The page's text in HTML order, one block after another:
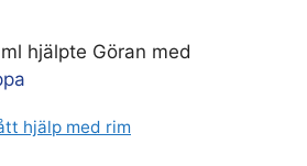
hjälpte Göran med
hjälp med rim